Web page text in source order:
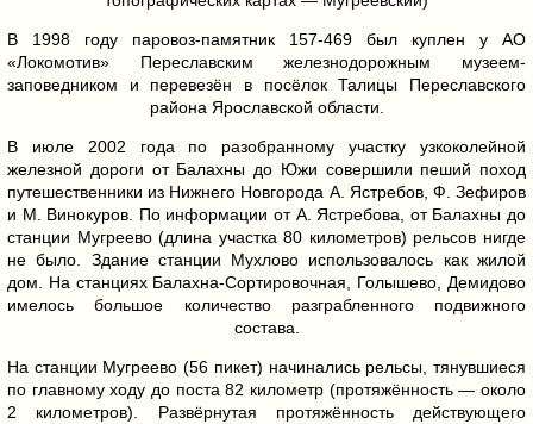
В 1998 году паровоз-памятник 157-469 был куплен у АО
«Локомотив» Переславским железнодорожным музеем-
заповедником и перевезён в посёлок Талицы Переславского
района Ярославской области.
В июле 2002 года по разобранному участку узкоколейной
железной дороги от Балахны до Южи совершили пеший поход
путешественники из Нижнего Новгорода А. Ястребов, Ф. Зефиров
и М. Винокуров. По информации от А. Ястребова, от Балахны до
станции Мугреево (длина участка 80 километров) рельсов нигде
не было. Здание станции Мухлово использовалось как жилой
дом. На станциях Балахна-Сортировочная, Голышево, Демидово
имелось большое количество разграбленного подвижного
состава.
На станции Мугреево (56 пикет) начинались рельсы, тянувшиеся
по главному ходу до поста 82 километр (протяжённость — около
2 километров). Развёрнутая протяжённость действующего